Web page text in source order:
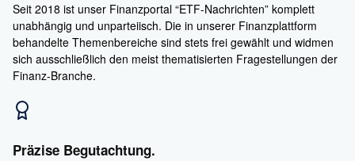
Seit 2018 ist unser Finanzportal “ETF-Nachrichten” komplett
unabhängig und unparteiisch. Die in unserer Finanzplattform
behandelte Themenbereiche sind stets frei gewählt und widmen
sich ausschließlich den meist thematisierten Fragestellungen der
Finanz-Branche.
Präzise Begutachtung.